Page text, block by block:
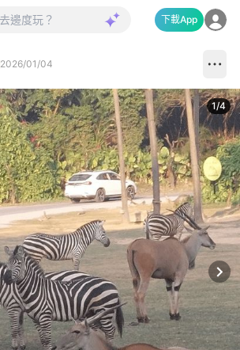
下載App
2026/01/04
1/4